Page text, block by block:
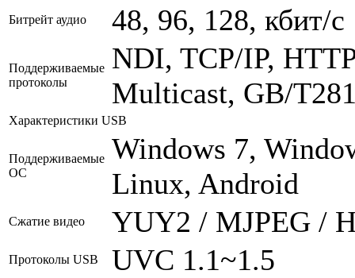
Битрейт аудио 48, 96, 128, кбит/с
Поддерживаемые
протоколы
NDI, TCP/IP,
Multicast, GB/
Характеристики USB
Поддерживаемые
ОС
Windows 7,
Linux, Android
Сжатие видео YUY2 / MJPEG /
Протоколы USB UVC 1.1~1.5